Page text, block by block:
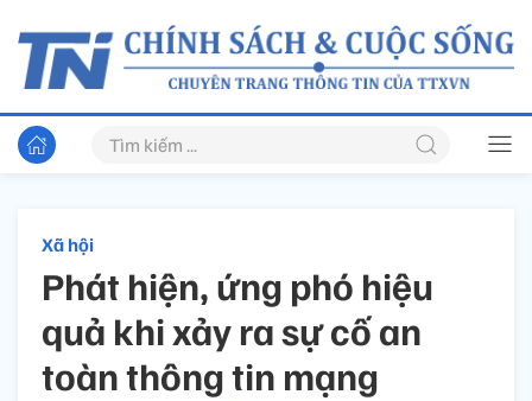
Xã hội
Phát hiện, ứng phó hiệu
quả khi xảy ra sự cố an
toàn thông tin mạng